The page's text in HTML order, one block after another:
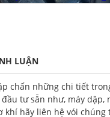
LUẬN
chấn những chi tiết
tư sẵn như, máy dập,
khí hãy liên hệ vói